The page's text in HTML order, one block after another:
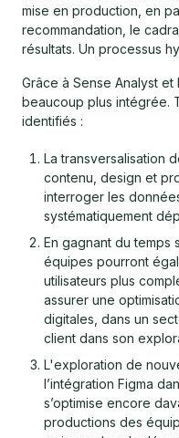
mise en production, en
recommandation, le
résultats. Un processus
Grâce à Sense Analyst
beaucoup plus intégrée.
identifiés :
La transversalisation
contenu, design et
interroger les
systématiquement
En gagnant du temps
équipes pourront
utilisateurs plus
assurer une
digitales, dans un
client dans son
L'exploration de
l’intégration Figma
s’optimise encore
productions des